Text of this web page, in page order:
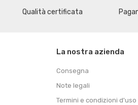
Qualità certificata
La nostra azienda
Consegna
Note legali
Termini e condizioni d'uso